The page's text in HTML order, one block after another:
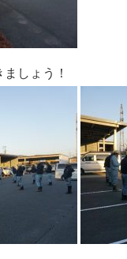
しょう！